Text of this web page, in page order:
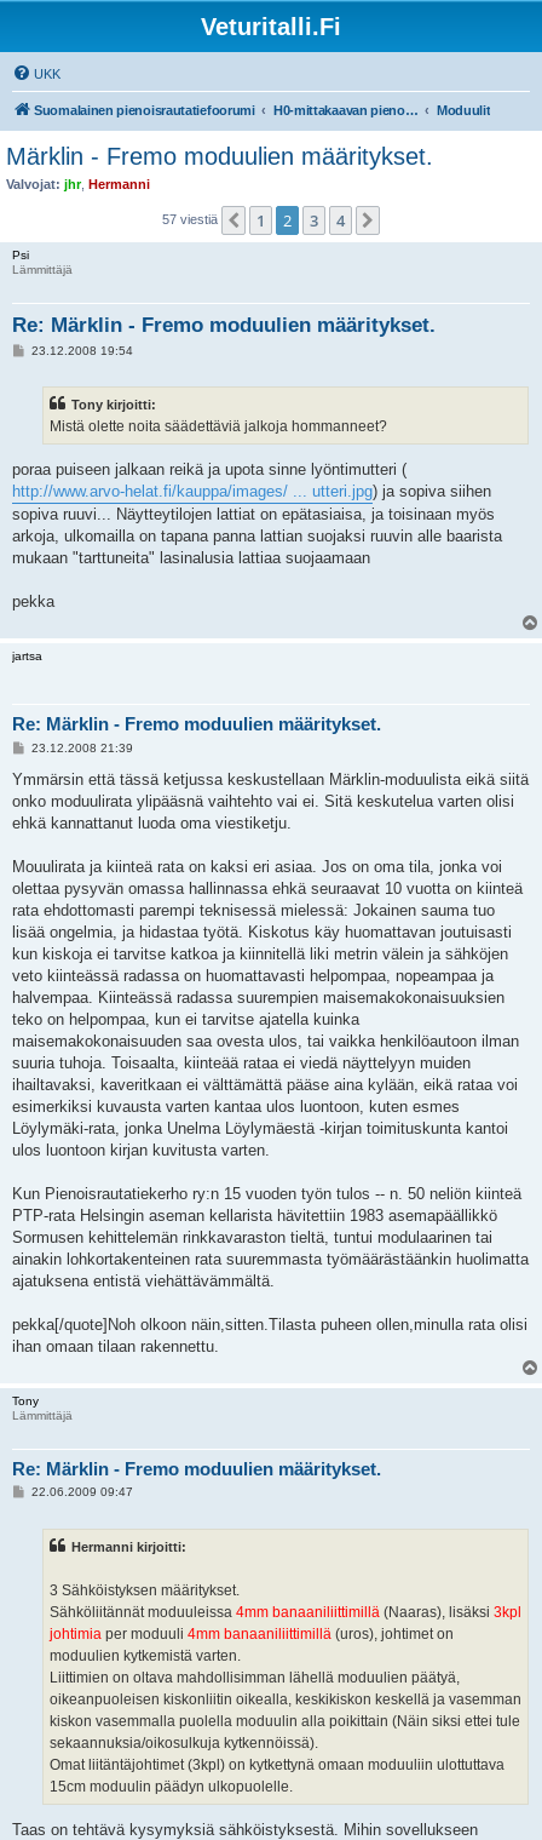
Veturitalli.Fi
UKK
Suomalainen pienoisrautatiefoorumi H0-mittakaavan pienoisrautatiet Moduulit
Märklin - Fremo moduulien määritykset.
Valvojat: jhr, Hermanni
57 viestiä Edellinen
1 2 3 4
Psi
Lämmittäjä
Re: Märklin - Fremo moduulien määritykset.
V23.12.2008 19:54
Tony kirjoitti:
Mistä olette noita säädettäviä jalkoja hommanneet?
poraa puiseen jalkaan reikä ja upota sinne lyöntimutteri (
http://www.arvo-helat.fi/kauppa/images/ ... utteri.jpg) ja sopiva siihen
sopiva ruuvi... Näytteytilojen lattiat on epätasiaisa, ja toisinaan myös
arkoja, ulkomailla on tapana panna lattian suojaksi ruuvin alle baarista
mukaan "tarttuneita" lasinalusia lattiaa suojaamaan
pekka
jartsa
Re: Märklin - Fremo moduulien määritykset.
V
e
t
i
23.12.2008 21:39
Ymmärsin että tässä ketjussa keskustellaan Märklin-moduulista eikä siitä
onko moduulirata ylipääsnä vaihtehto vai ei. Sitä keskutelua varten olisi
ehkä kannattanut luoda oma viestiketju.
Mouulirata ja kiinteä rata on kaksi eri asiaa. Jos on oma tila, jonka voi
olettaa pysyvän omassa hallinnassa ehkä seuraavat 10 vuotta on kiinteä
rata ehdottomasti parempi teknisessä mielessä: Jokainen sauma tuo
lisää ongelmia, ja hidastaa työtä. Kiskotus käy huomattavan joutuisasti
kun kiskoja ei tarvitse katkoa ja kiinnitellä liki metrin välein ja sähköjen
veto kiinteässä radassa on huomattavasti helpompaa, nopeampaa ja
halvempaa. Kiinteässä radassa suurempien maisemakokonaisuuksien
teko on helpompaa, kun ei tarvitse ajatella kuinka
maisemakokonaisuuden saa ovesta ulos, tai vaikka henkilöautoon ilman
suuria tuhoja. Toisaalta, kiinteää rataa ei viedä näyttelyyn muiden
ihailtavaksi, kaveritkaan ei välttämättä pääse aina kylään, eikä rataa voi
esimerkiksi kuvausta varten kantaa ulos luontoon, kuten esmes
Löylymäki-rata, jonka Unelma Löylymäestä -kirjan toimituskunta kantoi
ulos luontoon kirjan kuvitusta varten.
Kun Pienoisrautatiekerho ry:n 15 vuoden työn tulos -- n. 50 neliön kiinteä
PTP-rata Helsingin aseman kellarista hävitettiin 1983 asemapäällikkö
Sormusen kehittelemän rinkkavaraston tieltä, tuntui modulaarinen tai
ainakin lohkortakenteinen rata suuremmasta työmäärästäänkin huolimatta
ajatuksena entistä viehättävämmältä.
pekka[/quote]Noh olkoon näin,sitten.Tilasta puheen ollen,minulla rata olisi
ihan omaan tilaan rakennettu.
Tony
Lämmittäjä
Re: Märklin - Fremo moduulien määritykset.
V22.06.2009 09:47
Hermanni kirjoitti:
3 Sähköistyksen määritykset.
Sähköliitännät moduuleissa 4mm banaaniliittimillä (Naaras), lisäksi 3kpl
johtimia per moduuli 4mm banaaniliittimillä (uros), johtimet on
moduulien kytkemistä varten.
Liittimien on oltava mahdollisimman lähellä moduulien päätyä,
oikeanpuoleisen kiskonliitin oikealla, keskikiskon keskellä ja vasemman
kiskon vasemmalla puolella moduulin alla poikittain (Näin siksi ettei tule
sekaannuksia/oikosulkuja kytkennöissä).
Omat liitäntäjohtimet (3kpl) on kytkettynä omaan moduuliin ulottuttava
15cm moduulin päädyn ulkopuolelle.
Taas on tehtävä kysymyksiä sähköistyksestä. Mihin sovellukseen